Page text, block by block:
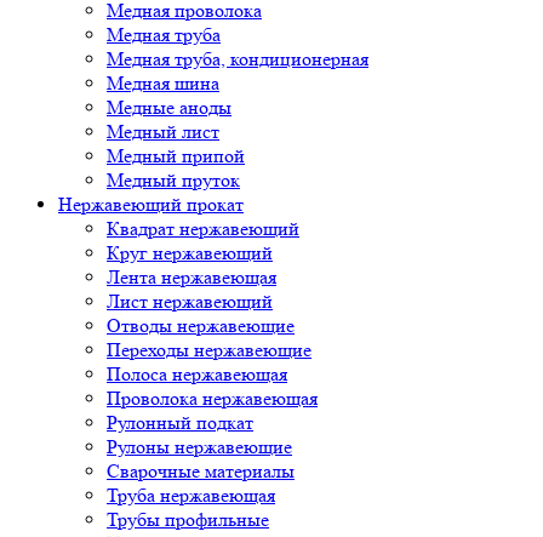
Медная проволока
Медная труба
Медная труба, кондиционерная
Медная шина
Медные аноды
Медный лист
Медный припой
Медный пруток
Нержавеющий прокат
Квадрат нержавеющий
Круг нержавеющий
Лента нержавеющая
Лист нержавеющий
Отводы нержавеющие
Переходы нержавеющие
Полоса нержавеющая
Проволока нержавеющая
Рулонный подкат
Рулоны нержавеющие
Сварочные материалы
Труба нержавеющая
Трубы профильные